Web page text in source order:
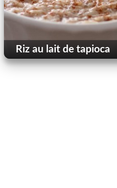
Riz au lait de tapioca